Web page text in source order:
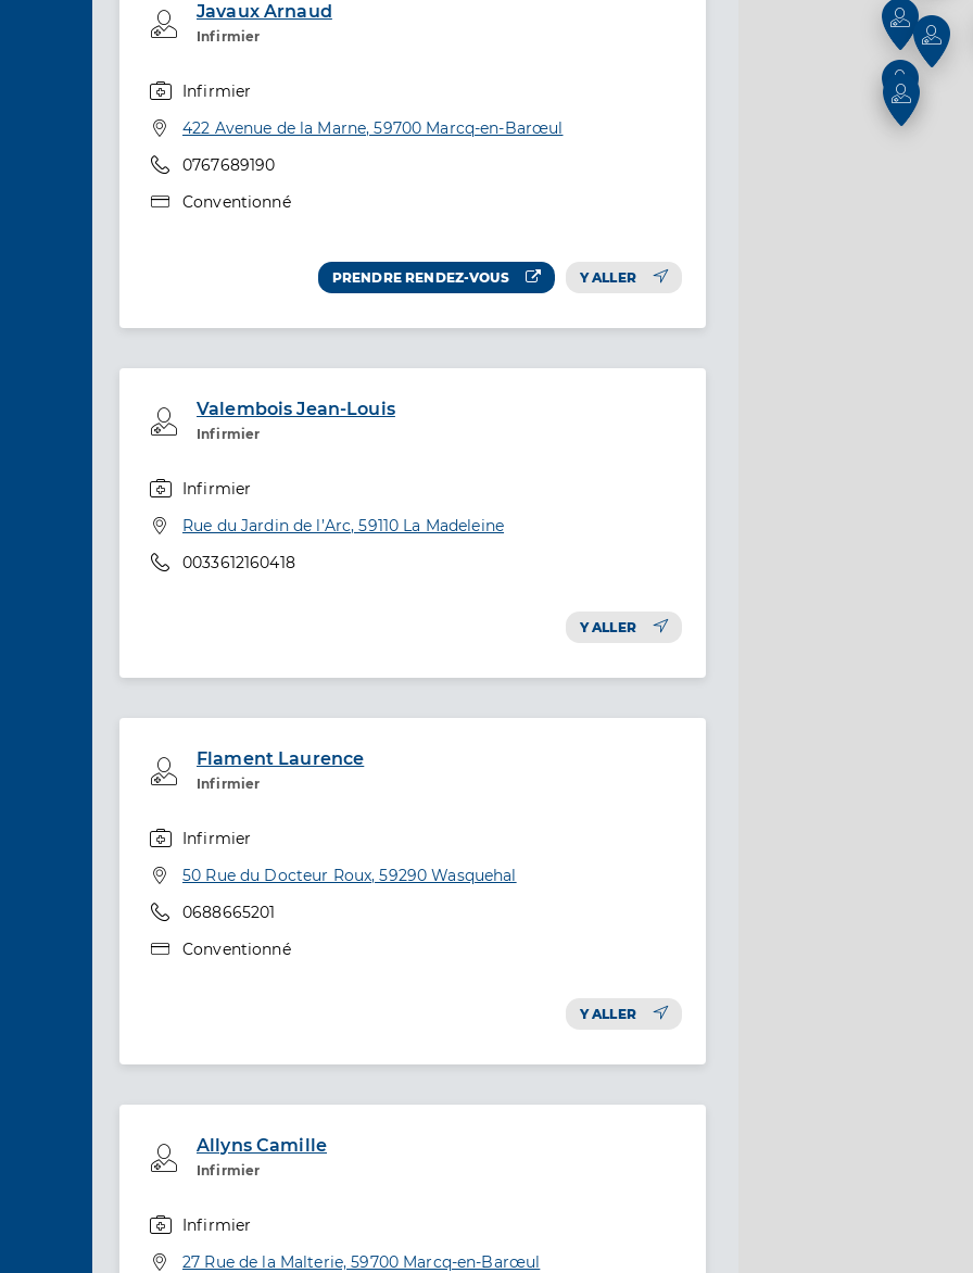
Javaux Arnaud
Infirmier
Professionel de santé
Infirmier
Adresse
422 Avenue de la Marne, 59700 Marcq-en-Barœul
Téléphone
0767689190
Type de convention
Conventionné
PRENDRE RENDEZ-VOUS Y ALLER
Valembois Jean-Louis
Infirmier
Professionel de santé
Infirmier
Adresse
Rue du Jardin de l’Arc, 59110 La Madeleine
Téléphone
0033612160418
Y ALLER
Flament Laurence
Infirmier
Professionel de santé
Infirmier
Adresse
50 Rue du Docteur Roux, 59290 Wasquehal
Téléphone
0688665201
Type de convention
Conventionné
Y ALLER
Allyns Camille
Infirmier
Professionel de santé
Infirmier
Adresse
27 Rue de la Malterie, 59700 Marcq-en-Barœul